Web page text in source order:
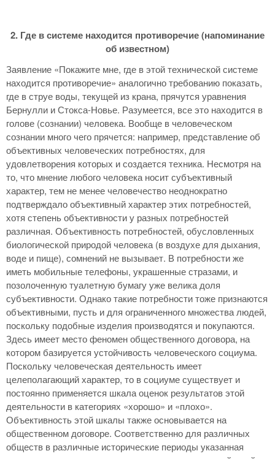
2. Где в системе находится противоречие (напоминание
об известном)
Заявление «Покажите мне, где в этой технической системе
находится противоречие» аналогично требованию показать,
где в струе воды, текущей из крана, прячутся уравнения
Бернулли и Стокса-Новье. Разумеется, все это находится в
голове (сознании) человека. Вообще в человеческом
сознании много чего прячется: например, представление об
объективных человеческих потребностях, для
удовлетворения которых и создается техника. Несмотря на
то, что мнение любого человека носит субъективный
характер, тем не менее человечество неоднократно
подтверждало объективный характер этих потребностей,
хотя степень объективности у разных потребностей
различная. Объективность потребностей, обусловленных
биологической природой человека (в воздухе для дыхания,
воде и пище), сомнений не вызывает. В потребности же
иметь мобильные телефоны, украшенные стразами, и
позолоченную туалетную бумагу уже велика доля
субъективности. Однако такие потребности тоже признаются
объективными, пусть и для ограниченного множества людей,
поскольку подобные изделия производятся и покупаются.
Здесь имеет место феномен общественного договора, на
котором базируется устойчивость человеческого социума.
Поскольку человеческая деятельность имеет
целеполагающий характер, то в социуме существует и
постоянно применяется шкала оценок результатов этой
деятельности в категориях «хорошо» и «плохо».
Объективность этой шкалы также основывается на
общественном договоре. Соответственно для различных
обществ в различные исторические периоды указанная